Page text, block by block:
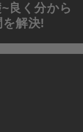
良く分から
解決!